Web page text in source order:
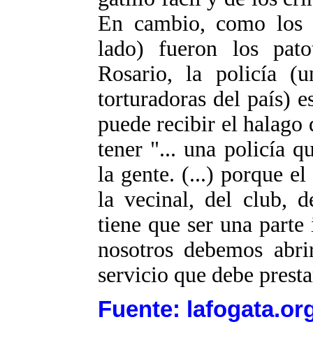
En cambio, como
lado) fueron los
Rosario, la policía
torturadoras del país)
puede recibir el halago
tener "... una policía
la gente. (...) porque
la vecinal, del club,
tiene que ser una
nosotros debemos
servicio que debe
Fuente: